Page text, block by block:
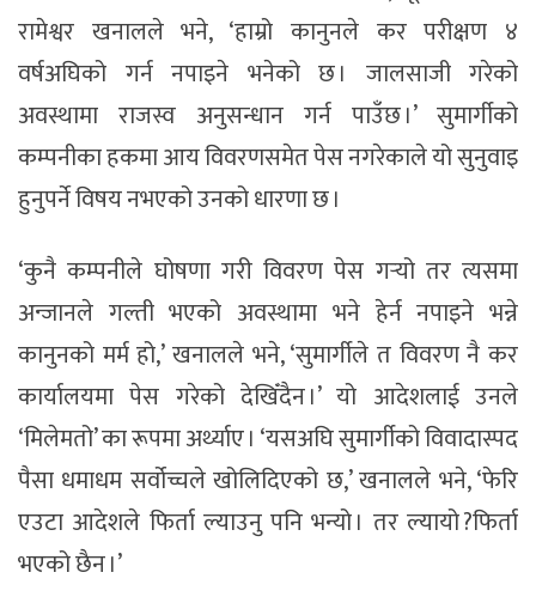
रामेश्वर खनालले भने, ‘हाम्रो कानुनले कर परीक्षण ४
वर्षअघिको गर्न नपाइने भनेको छ । जालसाजी गरेको
अवस्थामा राजस्व अनुसन्धान गर्न पाउँछ ।’ सुमार्गीको
कम्पनीका हकमा आय विवरणसमेत पेस नगरेकाले यो सुनुवाइ
हुनुपर्ने विषय नभएको उनको धारणा छ ।
‘कुनै कम्पनीले घोषणा गरी विवरण पेस गर्‍यो तर त्यसमा
अन्जानले गल्ती भएको अवस्थामा भने हेर्न नपाइने भन्ने
कानुनको मर्म हो,’ खनालले भने, ‘सुमार्गीले त विवरण नै कर
कार्यालयमा पेस गरेको देखिँदैन ।’ यो आदेशलाई उनले
‘मिलेमतो’ का रूपमा अर्थ्याए । ‘यसअघि सुमार्गीको विवादास्पद
पैसा धमाधम सर्वोच्चले खोलिदिएको छ,’ खनालले भने, ‘फेरि
एउटा आदेशले फिर्ता ल्याउनु पनि भन्यो । तर ल्यायो ?फिर्ता
भएको छैन ।’